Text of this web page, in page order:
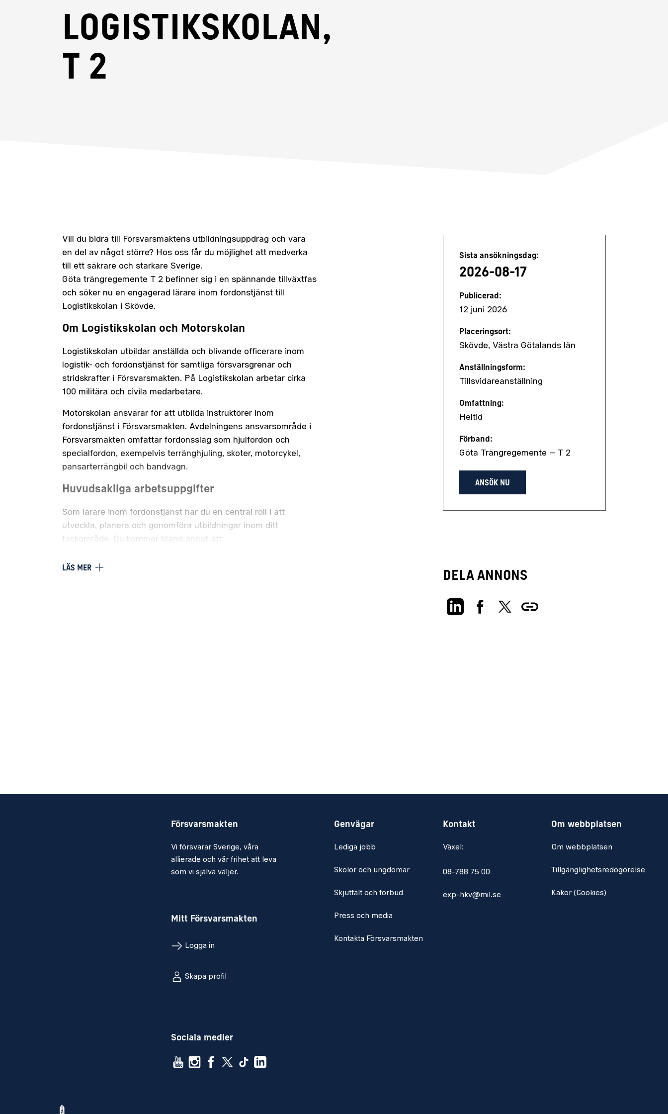
Logistikskolan,
T 2
Vill du bidra till Försvarsmaktens utbildningsuppdrag och vara
en del av något större? Hos oss får du möjlighet att medverka
till ett säkrare och starkare Sverige.
Göta trängregemente T 2 befinner sig i en spännande tillväxtfas
och söker nu en engagerad lärare inom fordonstjänst till
Logistikskolan i Skövde.
Om Logistikskolan och Motorskolan
Logistikskolan utbildar anställda och blivande officerare inom
logistik- och fordonstjänst för samtliga försvarsgrenar och
stridskrafter i Försvarsmakten. På Logistikskolan arbetar cirka
100 militära och civila medarbetare.
Motorskolan ansvarar för att utbilda instruktörer inom
fordonstjänst i Försvarsmakten. Avdelningens ansvarsområde i
Försvarsmakten omfattar fordonsslag som hjulfordon och
specialfordon, exempelvis terränghjuling, skoter, motorcykel,
pansarterrängbil och bandvagn.
Huvudsakliga arbetsuppgifter
Som lärare inom fordonstjänst har du en central roll i att
utveckla, planera och genomföra utbildningar inom ditt
fackområde. Du kommer bland annat att:
Mycket god förmåga att uttrycka dig på svenska i tal och
Aktuell erfarenhet av att arbeta med Officepaketet och digitala
I rollen som lärare är det av vikt att du är självständig,
sätt att stödja både verksamhet och kollegor. Du vill utvecklas
Vidare har du god samarbetsförmåga, trivs med att arbeta i
tekniskt kunnande och ledaregenskaper.
Vi kommer att lägga stor vikt vid personlig lämplighet.
LÄS MER
Jobbdetaljer
Sista ansökningsdag:
2026-08-17
Publicerad:
12 juni 2026
Placeringsort:
Skövde, Västra Götalands län
Anställningsform:
Tillsvidareanställning
Omfattning:
Heltid
Förband:
Göta Trängregemente – T 2
ANSÖK NU
Dela annons
Försvarsmakten
Vi försvarar Sverige, våra
allierade och vår frihet att leva
som vi själva väljer.
Mitt Försvarsmakten
Logga in
Skapa profil
Sociala medier
Genvägar
Lediga jobb
Skolor och ungdomar
Skjutfält och förbud
Press och media
Kontakta Försvarsmakten
Kontakt
Växel:
08-788 75 00
exp-hkv@mil.se
Om webbplatsen
Om webbplatsen
Tillgänglighetsredogörelse
Kakor (Cookies)